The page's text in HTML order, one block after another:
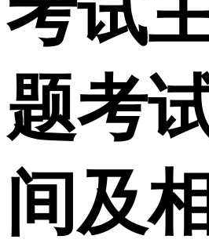
题考
间及